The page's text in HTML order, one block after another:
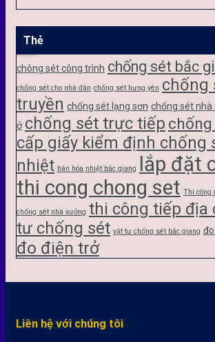
Thẻ
chông sét công trình chống sét bắc
chống sét cho nhà dân chống sét hưng yên chống
truyền chống sét lạng sơn chống sét nhà
ở chống sét trực tiếp
cấp giấy kiểm định chống
nhiệt hàn hóa nhiệt bắc giang
lắp đặt
thi cong chong set Thi công
chống sét nhà xưởng thi công tiếp địa
tư chống sét vật tư chống sét bắc giang
đo điện trở
Liên hệ với chúng tôi